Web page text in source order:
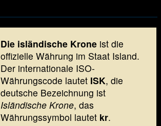
Die isländische Kroneist die
offizielle Währung im Staat Island.
Der internationale ISO-
Währungscode lautet ISK, die
deutsche Bezeichnung ist
Isländische Krone, das
Währungssymbol lautet kr.